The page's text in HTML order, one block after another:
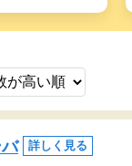
詳しく見る